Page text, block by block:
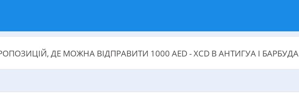
ДЕ МОЖНА ВІДПРАВИТИ 1000 AED - XCD В АНТИГУА І БАРБУДА